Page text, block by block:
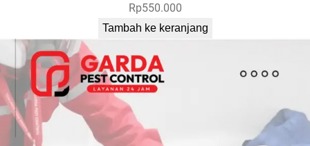
Rp550.000
Tambah ke keranjang